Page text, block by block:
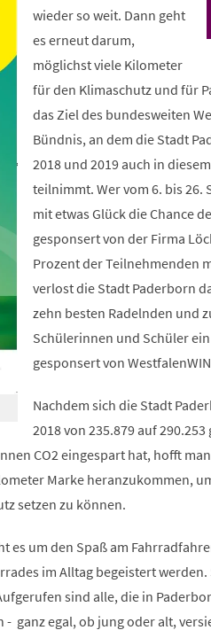
wieder so weit. Dann geht
es erneut darum,
möglichst viele Kilometer
für den Klimaschutz und für
das Ziel des bundesweiten
Bündnis, an dem die Stadt
2018 und 2019 auch in
teilnimmt. Wer vom 6. bis
mit etwas Glück die Chance
gesponsert von der Firma
Prozent der Teilnehmenden
verlost die Stadt Paderborn
zehn besten Radelnden und
Schülerinnen und Schüler
gesponsert von
Nachdem sich die Stadt
2018 von 235.879 auf
CO2 eingespart hat, hofft
Marke heranzukommen,
setzen zu können.
es um den Spaß am
im Alltag begeistert
sind alle, die in
- ganz egal, ob jung oder alt,